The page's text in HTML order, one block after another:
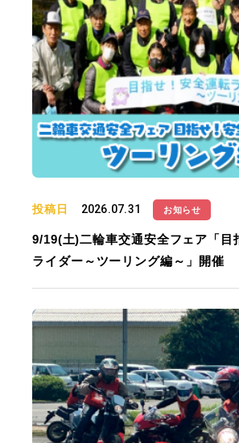
投稿日 2026.07.31 お知らせ
9/19(土)二輪車交通安全フェア「目
ライダー～ツーリング編～」開催